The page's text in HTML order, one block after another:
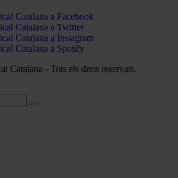
Catalana a Facebook
Catalana a Twitter
Catalana a Instagram
Catalana a Spotify
Catalana - Tots els drets reservats.
Cerca